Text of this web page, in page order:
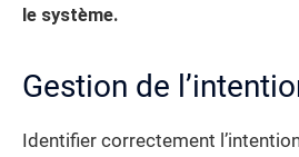
le système.
Gestion de
Identifier correctement